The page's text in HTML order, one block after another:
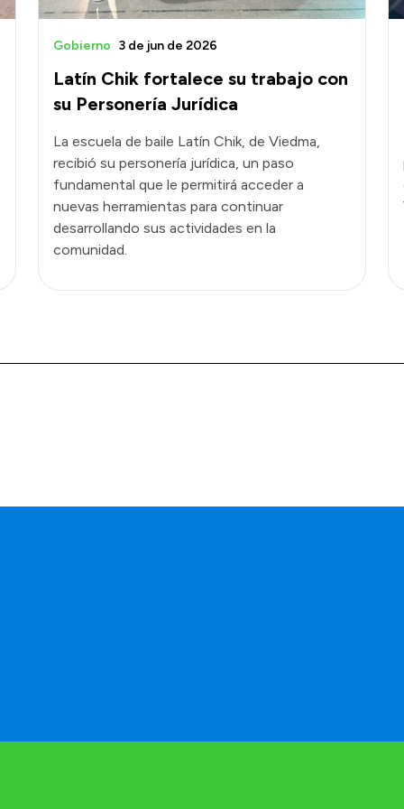
Latín Chik fortalece su trabajo con
su Personería Jurídica
Gobierno 3 de jun de 2026
La escuela de baile Latín Chik, de Viedma,
recibió su personería jurídica, un paso
fundamental que le permitirá acceder a
nuevas herramientas para continuar
desarrollando sus actividades en la
comunidad.